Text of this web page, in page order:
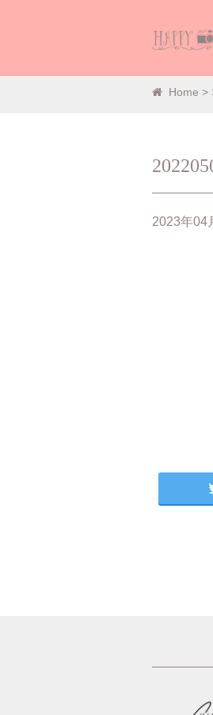
Home >
2023年04